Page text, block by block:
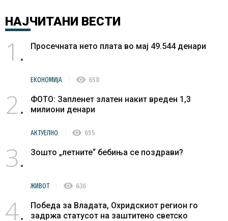
НАЈЧИТАНИ ВЕСТИ
1 Просечната нето плата во мај 49.544 денари
ЕКОНОМИЈА visibility 658
2
ФОТО: Запленет златен накит вреден 1,3
милиони денари
АКТУЕЛНО visibility 655
3 Зошто „летните“ бебиња се поздрави?
ЖИВОТ visibility 636
4
Победа за Владата, Охридскиот регион го
задржа статусот на заштитено светско